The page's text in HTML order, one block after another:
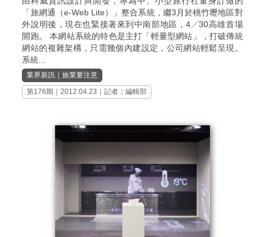
「旅網通（e-Web Lite）」整合系統，繼3月於桃竹壢地區對
外說明後，現在也緊接著來到中南部地區，4╱30高雄首場
開跑。 本網站系統的特色是主打「輕量型網站」，打破傳統
網站的複雜架構，只需幾個內建設定，公司網站輕鬆呈現。
系統...
業界新訊 ｜旅業要注意
第176期
｜2012.04.23｜記者：編輯部